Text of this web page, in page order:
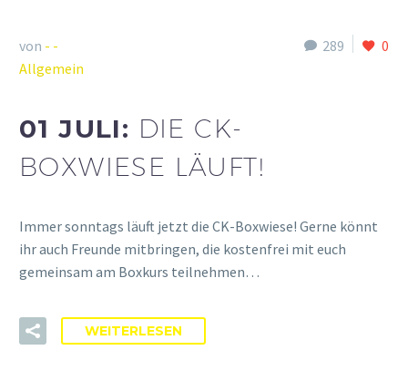
289 0
von - -
Allgemein
01 JULI: DIE CK-
BOXWIESE LÄUFT!
Immer sonntags läuft jetzt die CK-Boxwiese! Gerne könnt
ihr auch Freunde mitbringen, die kostenfrei mit euch
gemeinsam am Boxkurs teilnehmen…
WEITERLESEN